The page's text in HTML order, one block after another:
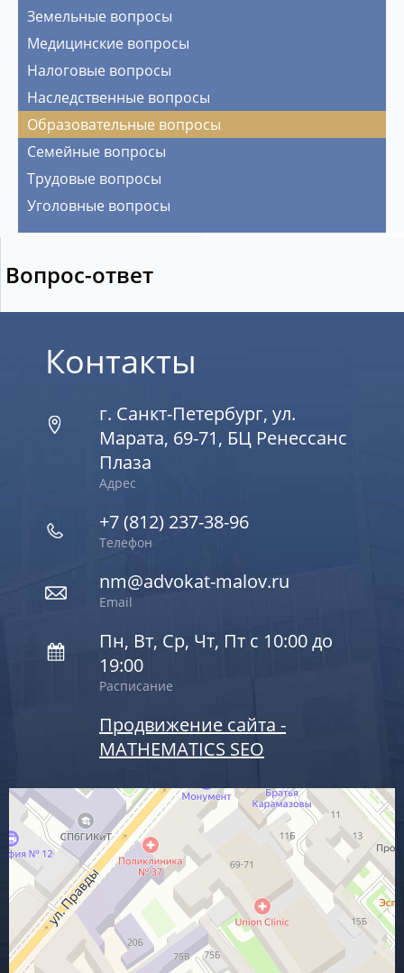
Земельные вопросы
Медицинские вопросы
Налоговые вопросы
Наследственные вопросы
Образовательные вопросы
Семейные вопросы
Трудовые вопросы
Уголовные вопросы
Вопрос-ответ
Контакты
г. Санкт-Петербург, ул.
Марата, 69-71, БЦ Ренессанс
Плаза
Адрес
+7 (812) 237-38-96
Телефон
nm@advokat-malov.ru
Email
Пн, Вт, Ср, Чт, Пт с 10:00 до
19:00
Расписание
Продвижение сайта -
MATHEMATICS SEO